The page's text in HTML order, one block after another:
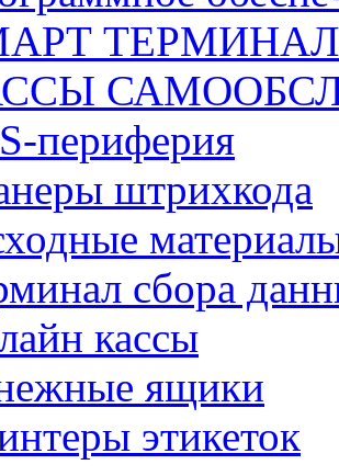
периферия
штрихкода
сбора
кассы
ящики
этикеток